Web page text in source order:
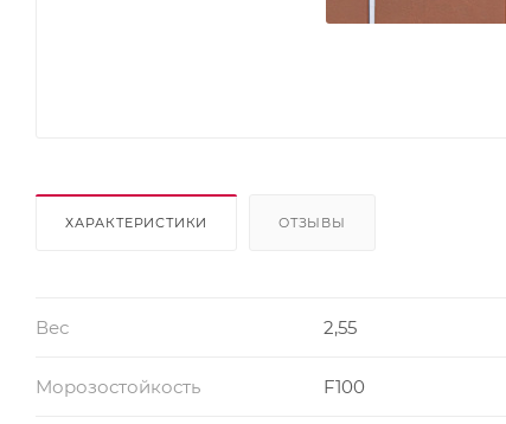
ХАРАКТЕРИСТИКИ ОТЗЫВЫ
Вес 2,55
Морозостойкость F100